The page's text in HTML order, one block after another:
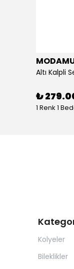
₺
1 Renk 1
Kolyeler
Bileklikler